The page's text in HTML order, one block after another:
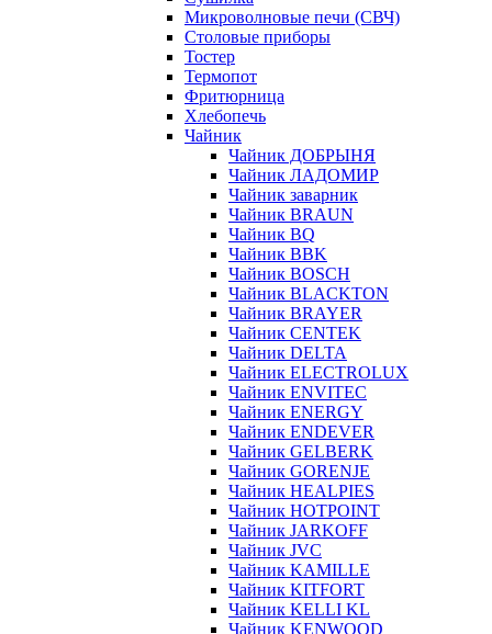
Микроволновые печи (СВЧ)
Столовые приборы
Тостер
Термопот
Фритюрница
Хлебопечь
Чайник
Чайник ДОБРЫНЯ
Чайник ЛАДОМИР
Чайник заварник
Чайник BRAUN
Чайник BQ
Чайник BBK
Чайник BOSCH
Чайник BLACKTON
Чайник BRAYER
Чайник CENTEK
Чайник DELTA
Чайник ELECTROLUX
Чайник ENVITEC
Чайник ENERGY
Чайник ENDEVER
Чайник GELBERK
Чайник GORENJE
Чайник HEALPIES
Чайник HOTPOINT
Чайник JARKOFF
Чайник JVC
Чайник KAMILLE
Чайник KITFORT
Чайник KELLI KL
Чайник KENWOOD